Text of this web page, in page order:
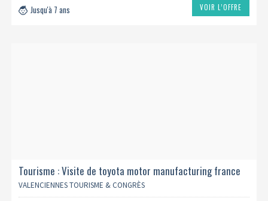
Jusqu'à 7 ans
VOIR L’OFFRE
Tourisme : Visite de toyota motor manufacturing france
25/11 (complet)
VALENCIENNES TOURISME & CONGRÈS